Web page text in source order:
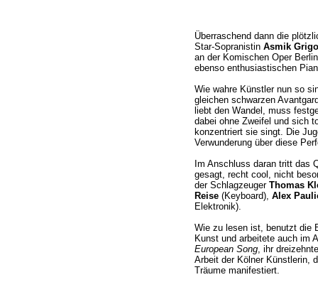
Überraschend dann die
Star-Sopranistin Asmik
an der Komischen Oper
ebenso enthusiastischen
Wie wahre Künstler nun so
gleichen schwarzen
liebt den Wandel, muss
dabei ohne Zweifel und sich
konzentriert sie singt. Die
Verwunderung über diese
Im Anschluss daran tritt das
gesagt, recht cool, nicht
der Schlagzeuger Thomas
Reise(Keyboard), Alex
Elektronik).
Wie zu lesen ist, benutzt die
Kunst und arbeitete auch im
European Song, ihr
Arbeit der Kölner Künstlerin,
Träume manifestiert.